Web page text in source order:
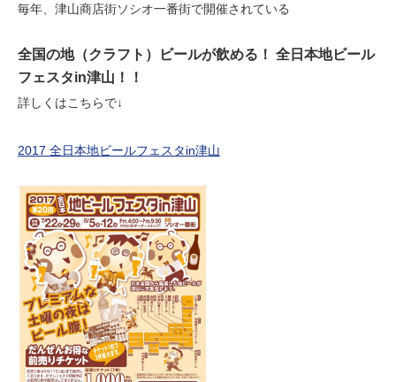
毎年、津山商店街ソシオ一番街で開催されている
全国の地（クラフト）ビールが飲める！ 全日本地ビール
フェスタin津山！！
詳しくはこちらで↓
2017 全日本地ビールフェスタin津山